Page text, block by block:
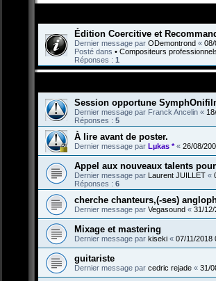
Édition Coercitive et
Dernier message par ODemontrond « 08/
Posté dans • Compositeurs
Réponses : 1
Session opportune
Dernier message par Franck Ancelin «
Réponses : 5
À lire avant de poster.
Dernier message par Lµkas *« 26/08/
Appel aux nouveaux talents
Dernier message par Laurent JUILLET «
Réponses : 6
cherche chanteurs,(-ses)
Dernier message par Vegasound « 31/
Mixage et mastering
Dernier message par kiseki « 07/11/2018
guitariste
Dernier message par cedric rejade « 31/